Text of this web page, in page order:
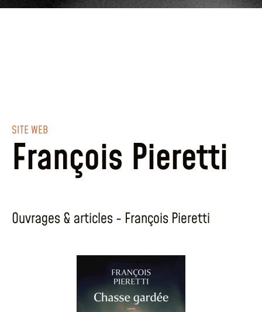
SITE WEB
François Pieretti
Ouvrages & articles - François Pieretti